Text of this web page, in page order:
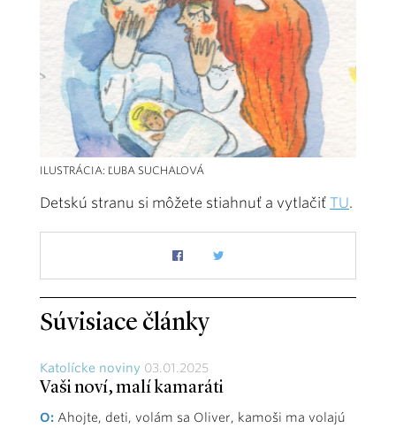
ILUSTRÁCIA: ĽUBA SUCHALOVÁ
Detskú stranu si môžete stiahnuť a vytlačiť TU.
Súvisiace články
Katolícke noviny 03.01.2025
Vaši noví, malí kamaráti
O: Ahojte, deti, volám sa Oliver, kamoši ma volajú